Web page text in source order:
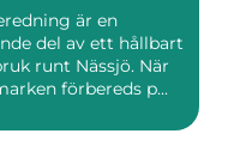
är en
del av ett hållbart
runt Nässjö. När
förbereds p...